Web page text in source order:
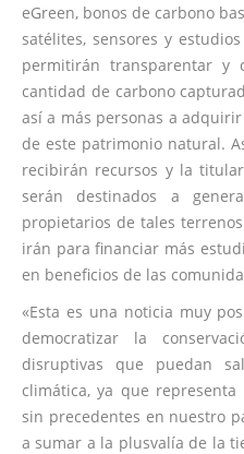
eGreen, bonos de carbono
satélites, sensores y
permitirán transparentar y
cantidad de carbono
así a más personas a
de este patrimonio natural.
recibirán recursos y la
serán destinados a
propietarios de tales
irán para financiar más
en beneficios de las
«Esta es una noticia muy
democratizar la
disruptivas que puedan
climática, ya que
sin precedentes en nuestro
a sumar a la plusvalía de la